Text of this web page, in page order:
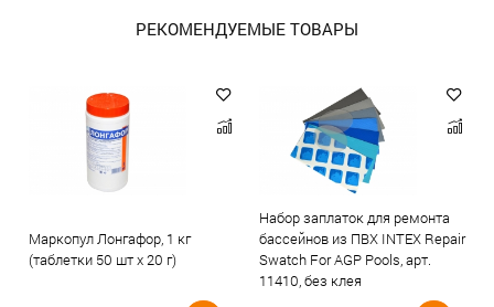
РЕКОМЕНДУЕМЫЕ ТОВАРЫ
Маркопул Лонгафор, 1 кг
(таблетки 50 шт х 20 г)
Набор заплаток для ремонта
бассейнов из ПВХ INTEX Repair
Swatch For AGP Pools, арт.
11410, без клея